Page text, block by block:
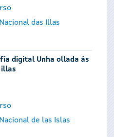
das Illas
digital Unha ollada ás
illas
de las Islas